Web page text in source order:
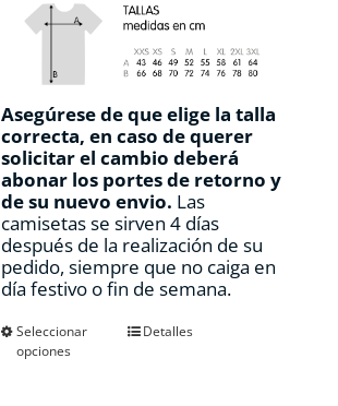
Asegúrese de que elige la talla
correcta, en caso de querer
solicitar el cambio deberá
abonar los portes de retorno y
de su nuevo envio. Las
camisetas se sirven 4 días
después de la realización de su
pedido, siempre que no caiga en
día festivo o fin de semana.
Seleccionar
opciones
EsteDetalles